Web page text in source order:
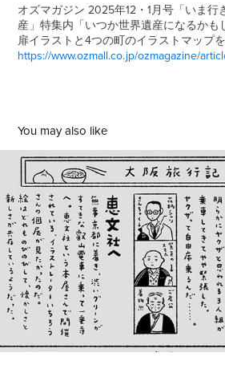
オズマガジン 2025年12・1月号「いま行
産」特集内「いつか世界遺産になるかも
扉イラストと4つの町のイラストマップ
https://www.ozmall.co.jp/ozmagazine/
You may also like
こんな感じの日々